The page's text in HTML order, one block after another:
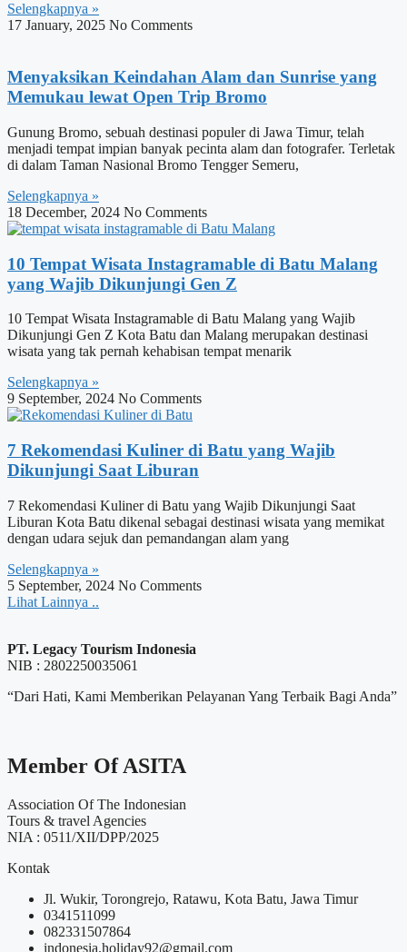
Selengkapnya »
17 January, 2025 No Comments
Menyaksikan Keindahan Alam dan Sunrise yang
Memukau lewat Open Trip Bromo
Gunung Bromo, sebuah destinasi populer di Jawa Timur, telah
menjadi tempat impian banyak pecinta alam dan fotografer. Terletak
di dalam Taman Nasional Bromo Tengger Semeru,
Selengkapnya »
18 December, 2024 No Comments
10 Tempat Wisata Instagramable di Batu Malang
yang Wajib Dikunjungi Gen Z
10 Tempat Wisata Instagramable di Batu Malang yang Wajib
Dikunjungi Gen Z Kota Batu dan Malang merupakan destinasi
wisata yang tak pernah kehabisan tempat menarik
Selengkapnya »
9 September, 2024 No Comments
7 Rekomendasi Kuliner di Batu yang Wajib
Dikunjungi Saat Liburan
7 Rekomendasi Kuliner di Batu yang Wajib Dikunjungi Saat
Liburan Kota Batu dikenal sebagai destinasi wisata yang memikat
dengan udara sejuk dan pemandangan alam yang
Selengkapnya »
5 September, 2024 No Comments
Lihat Lainnya ..
PT. Legacy Tourism Indonesia
NIB : 2802250035061
“Dari Hati, Kami Memberikan Pelayanan Yang Terbaik Bagi Anda”
Member Of ASITA
Association Of The Indonesian
Tours & travel Agencies
NIA : 0511/XII/DPP/2025
Kontak
Jl. Wukir, Torongrejo, Ratawu, Kota Batu, Jawa Timur
0341511099
082331507864
indonesia.holiday92@gmail.com